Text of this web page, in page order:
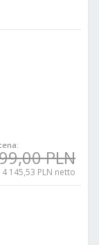
PLN
4 145,53 PLN netto